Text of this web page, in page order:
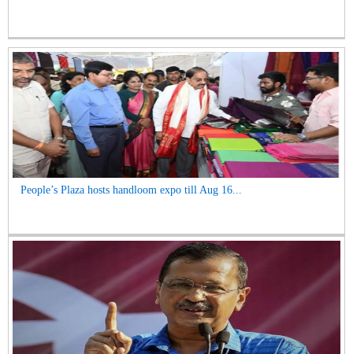
People’s Plaza hosts handloom expo till Aug 16...